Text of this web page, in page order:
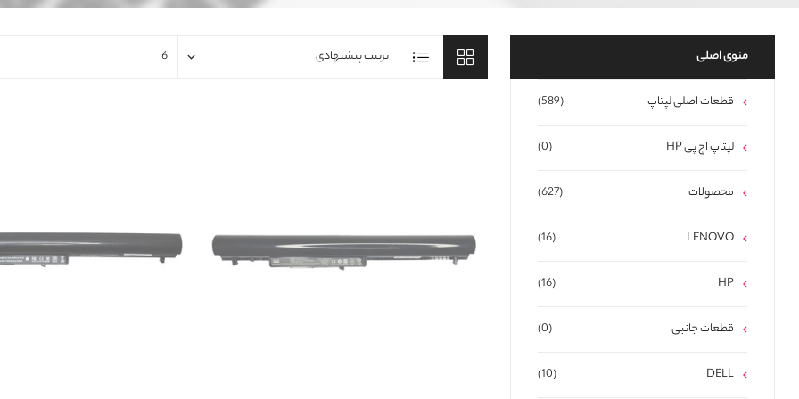
فلت لپتاپ
منوی اصلی
(589) قطعات اصلی لپتاپ
(0) لپتاپ اچ پی HP
(627) محصولات
(16) LENOVO
(16) HP
(0) قطعات جانبی
(10) DELL